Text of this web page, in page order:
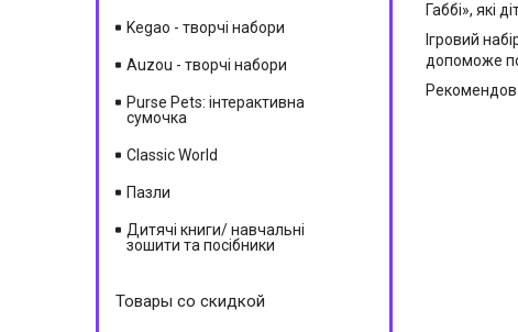
Габбі», які
Ігровий
допоможе
Kegao - творчі набори
Auzou - творчі набори
Purse Pets: інтерактивна
сумочка
Classic World
Пазли
Дитячі книги/ навчальні
зошити та посібники
Товары со скидкой